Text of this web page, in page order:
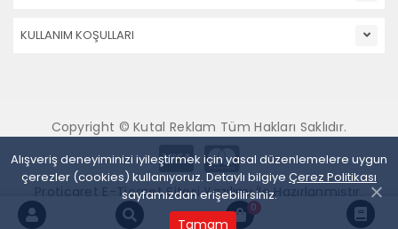
0
Alışveriş deneyiminizi iyileştirmek için yasal düzenlemelere uygun
çerezler (cookies) kullanıyoruz. Detaylı bilgiye Çerez Politikası
sayfamızdan erişebilirsiniz.
Tamam
KULLANIM KOŞULLARI
Copyright © Kutal Reklam Tüm Hakları Saklıdır.
Proticaret E-Ticaret Sitesi Yazılımı İle Hazırlanmıştır.